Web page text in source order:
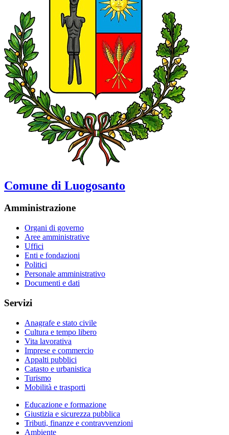
Comune di Luogosanto
Amministrazione
Organi di governo
Aree amministrative
Uffici
Enti e fondazioni
Politici
Personale amministrativo
Documenti e dati
Servizi
Anagrafe e stato civile
Cultura e tempo libero
Vita lavorativa
Imprese e commercio
Appalti pubblici
Catasto e urbanistica
Turismo
Mobilità e trasporti
Educazione e formazione
Giustizia e sicurezza pubblica
Tributi, finanze e contravvenzioni
Ambiente